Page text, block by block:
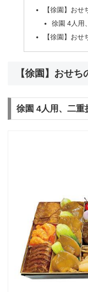
【徐園】お
徐園 4人用
【徐園】お
【徐園】おせ
徐園 4人用、二